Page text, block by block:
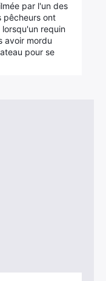
par l'un des
pêcheurs ont
requin
avoir mordu
pour se